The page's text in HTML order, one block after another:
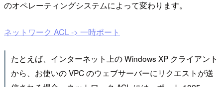
のオペレーティングシステムによって変わります。
ネットワーク ACL -> 一時ポート
たとえば、インターネット上の Windows XP クライアント
から、お使いの VPC のウェブサーバーにリクエストが送